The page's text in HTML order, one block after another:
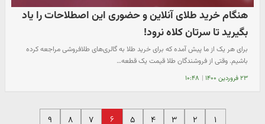
هنگام خرید طلای آنلاین و حضوری این اصطلاحات را یاد
بگیرید تا سرتان کلاه نرود!
برای هر یک از ما پیش آمده که برای خرید طلا به گالری‌های طلافروشی مراجعه کرده
باشیم. وقتی از فروشندگان طلا قیمت یک قطعه…
۲۳ فروردین ۱۴۰۰ | ۱۰:۴۸
۱ ۲ ۳ ۴ ۵ ۶ ۷ ۸ ۹